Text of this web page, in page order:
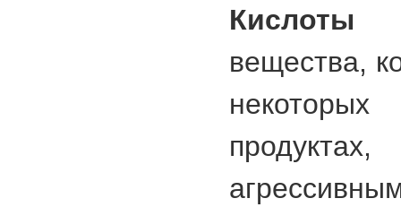
Кислоты
вещества,